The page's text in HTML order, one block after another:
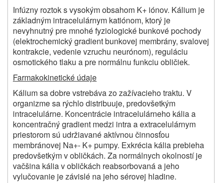
Infúzny roztok s vysokým obsahom K+ iónov. Kálium je
základným intracelulárnym katiónom, ktorý je
nevyhnutný pre mnohé fyziologické bunkové pochody
(elektrochemický gradient bunkovej membrány, svalovej
kontrakcie, vedenie vzruchu neurónom), reguláciu
osmotického tlaku a pre normálnu funkciu obličiek.
Farmakokinetické údaje
Kálium sa dobre vstrebáva zo zažívacieho traktu. V
organizme sa rýchlo distribuuje, predovšetkým
intracelulárne. Koncentrácie intracelulárneho kália a
koncentračný gradient medzi intra a extracelulárnym
priestorom sú udržiavané aktívnou činnosťou
membránovej Na+- K+ pumpy. Exkrécia kália prebieha
predovšetkým v obličkách. Za normálnych okolností je
vačšina kália v obličkách reabsorbovaná a jeho
vylučovanie je závislé na jeho sérovej hladine.